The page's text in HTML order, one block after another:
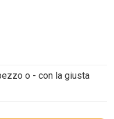
o - con la giusta